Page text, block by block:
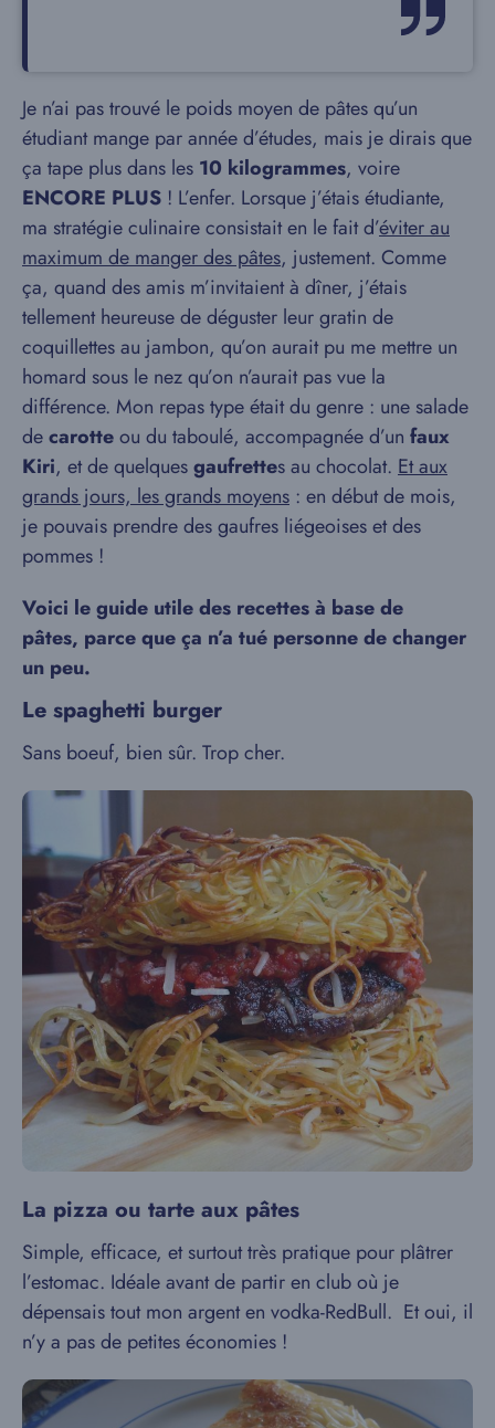
Je n’ai pas trouvé le poids moyen de pâtes qu’un
étudiant mange par année d’études, mais je dirais que
ça tape plus dans les 10 kilogrammes, voire
ENCORE PLUS ! L’enfer. Lorsque j’étais étudiante,
ma stratégie culinaire consistait en le fait d’éviter au
maximum de manger des pâtes, justement. Comme
ça, quand des amis m’invitaient à dîner, j’étais
tellement heureuse de déguster leur gratin de
coquillettes au jambon, qu’on aurait pu me mettre un
homard sous le nez qu’on n’aurait pas vue la
différence. Mon repas type était du genre : une salade
decarotteou du taboulé, accompagnée d’un faux
Kiri, et de quelquesgaufrettes au chocolat. Et aux
grands jours, les grands moyens : en début de mois,
je pouvais prendre des gaufres liégeoises et des
pommes !
Voici le guide utile des recettes à base de
pâtes, parce que ça n’a tué personne de changer
un peu.
Le spaghetti burger
Sans boeuf, bien sûr. Trop cher.
La pizza ou tarte aux pâtes
Simple, efficace, et surtout très pratique pour plâtrer
l’estomac. Idéale avant de partir en club où je
dépensais tout mon argent en vodka-RedBull. Et oui, il
n’y a pas de petites économies !